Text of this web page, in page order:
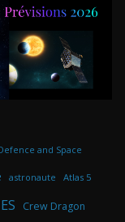
and Space
astronaute Atlas 5
Crew Dragon